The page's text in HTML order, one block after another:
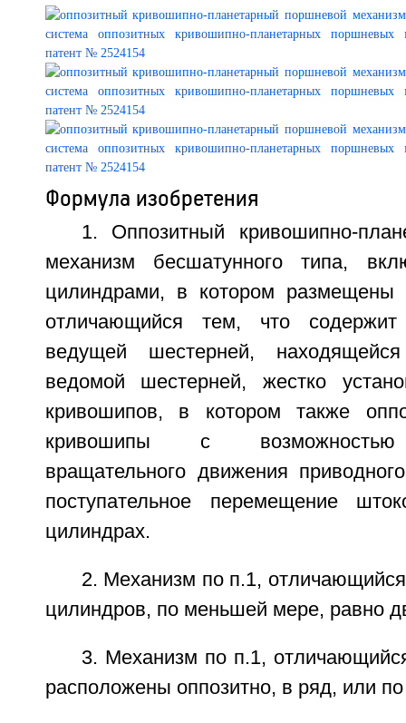
Формула изобретения
1. Оппозитный кривошипно-
механизм бесшатунного типа,
цилиндрами, в котором
отличающийся тем, что
ведущей шестерней,
ведомой шестерней, жестко
кривошипов, в котором также
кривошипы с возможностью
вращательного движения
поступательное перемещение
цилиндрах.
2. Механизм по п.1, отличающийся
цилиндров, по меньшей мере, равно
3. Механизм по п.1,
расположены оппозитно, в ряд, или